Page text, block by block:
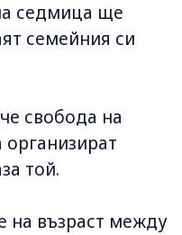
седмица ще
семейния си
свобода на
той.
на възраст между